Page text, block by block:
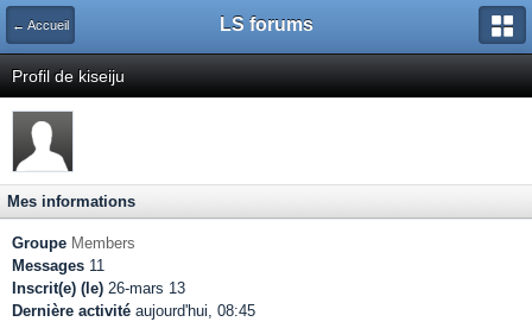
← Accueil LS forums
Profil de kiseiju
Mes informations
Groupe Members
Messages 11
Inscrit(e) (le) 26-mars 13
Dernière activité aujourd'hui, 08:45